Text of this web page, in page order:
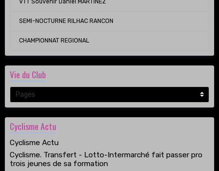
VTT Souvenir Daniel MARTINEZ
SEMI-NOCTURNE RILHAC RANCON
CHAMPIONNAT REGIONAL
Vie du Club
Cyclisme Actu
Cyclisme Actu
Cyclisme. Transfert - Lotto-Intermarché fait passer pro
trois jeunes de sa formation